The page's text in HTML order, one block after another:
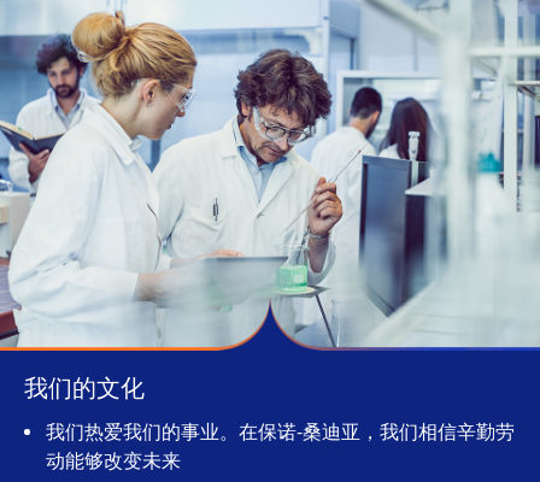
我们的文化
我们热爱我们的事业。在保诺-桑迪亚，我们相信辛勤劳
动能够改变未来